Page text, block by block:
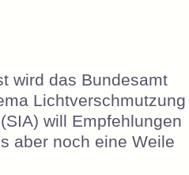
wird das Bundesamt
Lichtverschmutzung
will Empfehlungen
aber noch eine Weile